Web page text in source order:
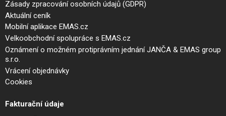
Zásady zpracování osobních údajů (GDPR)
Aktuální ceník
Mobilní aplikace EMAS.cz
Velkoobchodní spolupráce s EMAS.cz
Oznámení o možném protiprávním jednání JANČA & EMAS group
s.r.o.
Vrácení objednávky
Cookies
Fakturační údaje